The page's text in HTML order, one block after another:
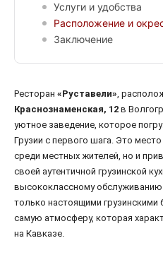
Услуги и удобства
Расположение и
Заключение
Ресторан «Руставели»,
Краснознаменская, 12 в
уютное заведение, которое
Грузии с первого шага. Это
среди местных жителей, но и
своей аутентичной грузинской
высококлассному
только настоящими грузинскими
самую атмосферу, которая
на Кавказе.